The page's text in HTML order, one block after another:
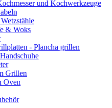
und Kochwerkzeuge
& Woks
- Plancha grillen
Grillen
Oven